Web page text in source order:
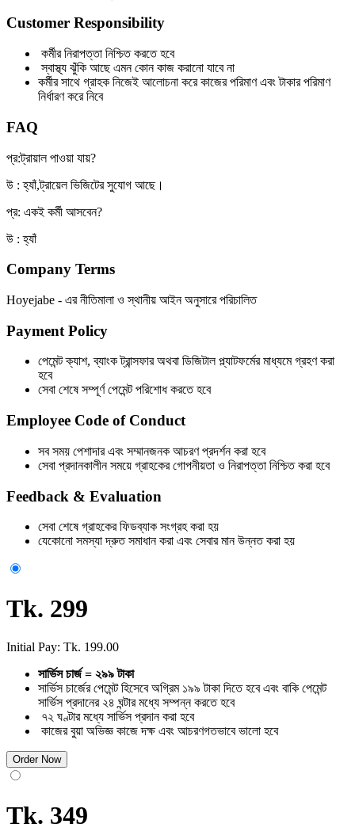
Customer Responsibility
কর্মীর নিরাপত্তা নিশ্চিত করতে হবে
স্বাস্থ্য ঝুঁকি আছে এমন কোন কাজ করানো যাবে না
কর্মীর সাথে গ্রাহক নিজেই আলোচনা করে কাজের পরিমাণ এবং টাকার পরিমাণ
নির্ধারণ করে নিবে
FAQ
প্র:ট্রায়াল পাওয়া যায়?
উ : হ্যাঁ,ট্রায়েল ভিজিটের সুযোগ আছে।
প্র: একই কর্মী আসবেন?
উ : হ্যাঁ
Company Terms
Hoyejabe - এর নীতিমালা ও স্থানীয় আইন অনুসারে পরিচালিত
Payment Policy
পেমেন্ট ক্যাশ, ব্যাংক ট্রান্সফার অথবা ডিজিটাল প্ল্যাটফর্মের মাধ্যমে গ্রহণ করা
হবে
সেবা শেষে সম্পূর্ণ পেমেন্ট পরিশোধ করতে হবে
Employee Code of Conduct
সব সময় পেশাদার এবং সম্মানজনক আচরণ প্রদর্শন করা হবে
সেবা প্রদানকালীন সময়ে গ্রাহকের গোপনীয়তা ও নিরাপত্তা নিশ্চিত করা হবে
Feedback & Evaluation
সেবা শেষে গ্রাহকের ফিডব্যাক সংগ্রহ করা হয়
যেকোনো সমস্যা দ্রুত সমাধান করা এবং সেবার মান উন্নত করা হয়
Tk. 299
Initial Pay: Tk. 199.00
সার্ভিস চার্জ = ২৯৯ টাকা
সার্ভিস চার্জের পেমেন্ট হিসেবে অগ্রিম ১৯৯ টাকা দিতে হবে এবং বাকি পেমেন্ট
সার্ভিস প্রদানের ২৪ ঘন্টার মধ্যে সম্পন্ন করতে হবে
৭২ ঘণ্টার মধ্যে সার্ভিস প্রদান করা হবে
কাজের বুয়া অভিজ্ঞ কাজে দক্ষ এবং আচরণগতভাবে ভালো হবে
Order Now
Tk. 349